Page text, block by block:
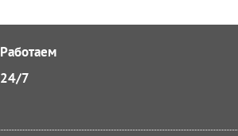
Работаем
24/7